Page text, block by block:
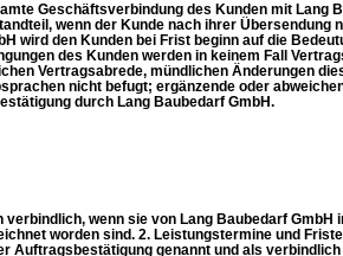
Geschäftsverbindung des Kunden mit Lang
wenn der Kunde nach ihrer Übersendung
wird den Kunden bei Frist beginn auf die
des Kunden werden in keinem Fall
Vertragsabrede, mündlichen Änderungen
nicht befugt; ergänzende oder
durch Lang Baubedarf GmbH.
wenn sie von Lang Baubedarf GmbH
worden sind. 2. Leistungstermine und
Auftragsbestätigung genannt und als